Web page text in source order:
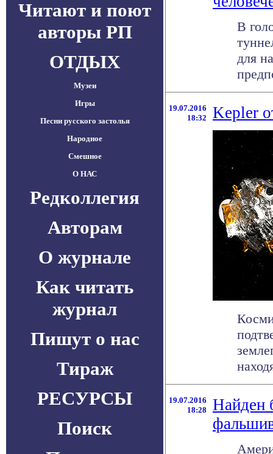
Читают и поют
авторы РП
ОТДЫХ
Музеи
Игры
Песни русского застолья
Народное
Смешное
О НАС
Редколлегия
Авторам
О журнале
Как читать
журнал
Пишут о нас
Тираж
РЕСУРСЫ
Поиск
В
для
19.07.2016
18:32
Kepler
19.07.2016
18:28
Найден